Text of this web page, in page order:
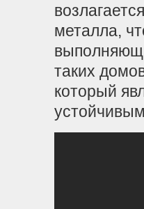
металла,
таких
который